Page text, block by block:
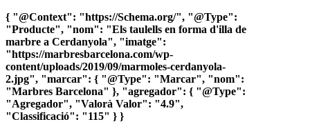
{ "@Context": "https://Schema.org/", "@Type":
"Producte", "nom": "Els taulells en forma d'illa de
marbre a Cerdanyola", "imatge":
"https://marbresbarcelona.com/wp-
content/uploads/2019/09/marmoles-cerdanyola-
2.jpg", "marcar": { "@Type": "Marcar", "nom":
"Marbres Barcelona" }, "agregador": { "@Type":
"Agregador", "Valorà Valor": "4.9",
"Classificació": "115" } }